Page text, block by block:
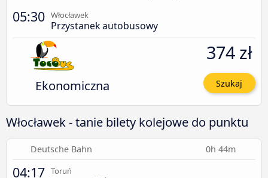
05:30 Włocławek
Przystanek autobusowy
Ekonomiczna
374 zł
Szukaj
Włocławek - tanie bilety kolejowe do punktu
Deutsche Bahn 0h 44m
04:17 Toruń